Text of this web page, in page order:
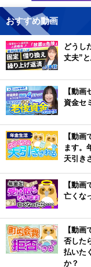
おすすめ動画
どうし
丈夫”
【動画
資金セ
【動画
ます。
天引き
【動画
亡くな
【動画
否した
払いた
か？